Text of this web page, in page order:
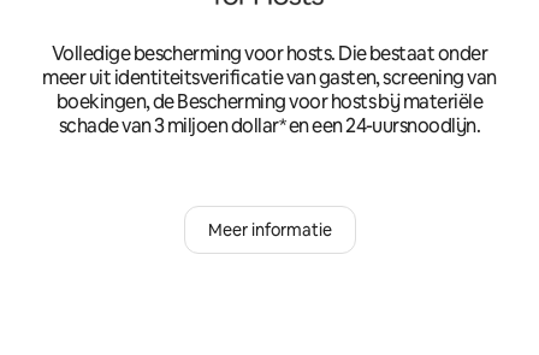
Volledige bescherming voor hosts. Die bestaat onder
meer uit identiteitsverificatie van gasten, screening van
boekingen, de Bescherming voor hosts bij materiële
schade van 3 miljoen dollar* en een 24-uursnoodlijn.
Meer informatie